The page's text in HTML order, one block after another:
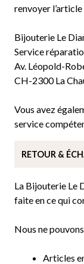
renvoyer
Bijouterie Le
Service
Av. Léopold-
CH-2300 La
Vous avez
service
La Bijouterie Le
faite en ce qui
Nous ne
Articles
RETOUR &